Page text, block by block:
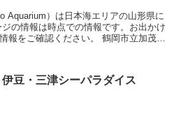
Aquarium）は日本海エリアの山形県に
の情報は時点での情報です。お出かけ
報をご確認ください。 鶴岡市立加茂水
伊豆・三津シーパラダイス